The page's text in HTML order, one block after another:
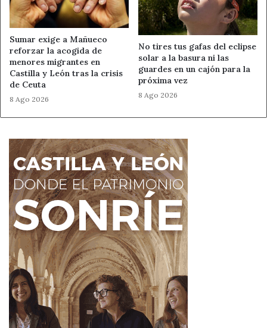
Sumar exige a Mañueco
reforzar la acogida de
menores migrantes en
Castilla y León tras la crisis
de Ceuta
8 Ago 2026
No tires tus gafas del eclipse
solar a la basura ni las
guardes en un cajón para la
próxima vez
8 Ago 2026